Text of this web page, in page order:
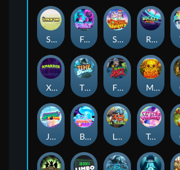
Stick'em Feel The Beat Snow Slingers Rocket Reels
Xpander Time Spinners Fire My Laser Mighty Masks
Joker Bombs BOUNCY BOMBS Le Viking Tasty Treats